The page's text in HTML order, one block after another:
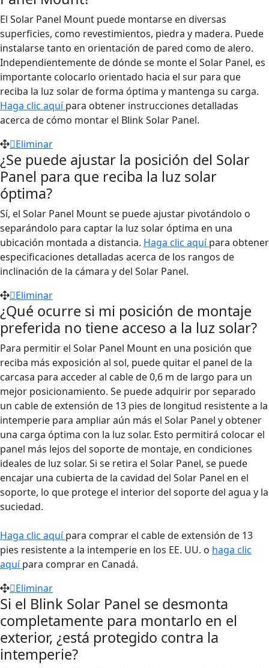
El Solar Panel Mount puede montarse en diversas
superficies, como revestimientos, piedra y madera. Puede
instalarse tanto en orientación de pared como de alero.
Independientemente de dónde se monte el Solar Panel, es
importante colocarlo orientado hacia el sur para que
reciba la luz solar de forma óptima y mantenga su carga.
Haga clic aquípara obtener instrucciones detalladas
acerca de cómo montar el Blink Solar Panel.
Eliminar
¿Se puede ajustar la posición del Solar
Panel para que reciba la luz solar
óptima?
Sí, el Solar Panel Mount se puede ajustar pivotándolo o
separándolo para captar la luz solar óptima en una
ubicación montada a distancia. Haga clic aquípara obtener
especificaciones detalladas acerca de los rangos de
inclinación de la cámara y del Solar Panel.
Eliminar
¿Qué ocurre si mi posición de montaje
preferida no tiene acceso a la luz solar?
Para permitir el Solar Panel Mount en una posición que
reciba más exposición al sol, puede quitar el panel de la
carcasa para acceder al cable de 0,6 m de largo para un
mejor posicionamiento. Se puede adquirir por separado
un cable de extensión de 13 pies de longitud resistente a la
intemperie para ampliar aún más el Solar Panel y obtener
una carga óptima con la luz solar. Esto permitirá colocar el
panel más lejos del soporte de montaje, en condiciones
ideales de luz solar. Si se retira el Solar Panel, se puede
encajar una cubierta de la cavidad del Solar Panel en el
soporte, lo que protege el interior del soporte del agua y la
suciedad.
Haga clic aquípara comprar el cable de extensión de 13
pies resistente a la intemperie en los EE. UU. o haga clic
aquípara comprar en Canadá.
Eliminar
Si el Blink Solar Panel se desmonta
completamente para montarlo en el
exterior, ¿está protegido contra la
intemperie?